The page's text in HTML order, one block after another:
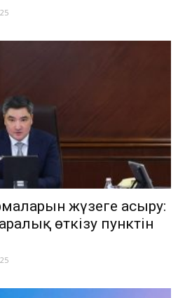
жүзеге асыру:
өткізу пунктін